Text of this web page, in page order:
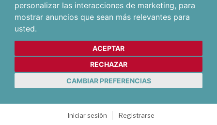
personalizar las interacciones de marketing, para
mostrar anuncios que sean más relevantes para
usted.
ACEPTAR
RECHAZAR
CAMBIAR PREFERENCIAS
Iniciar sesión
Registrarse